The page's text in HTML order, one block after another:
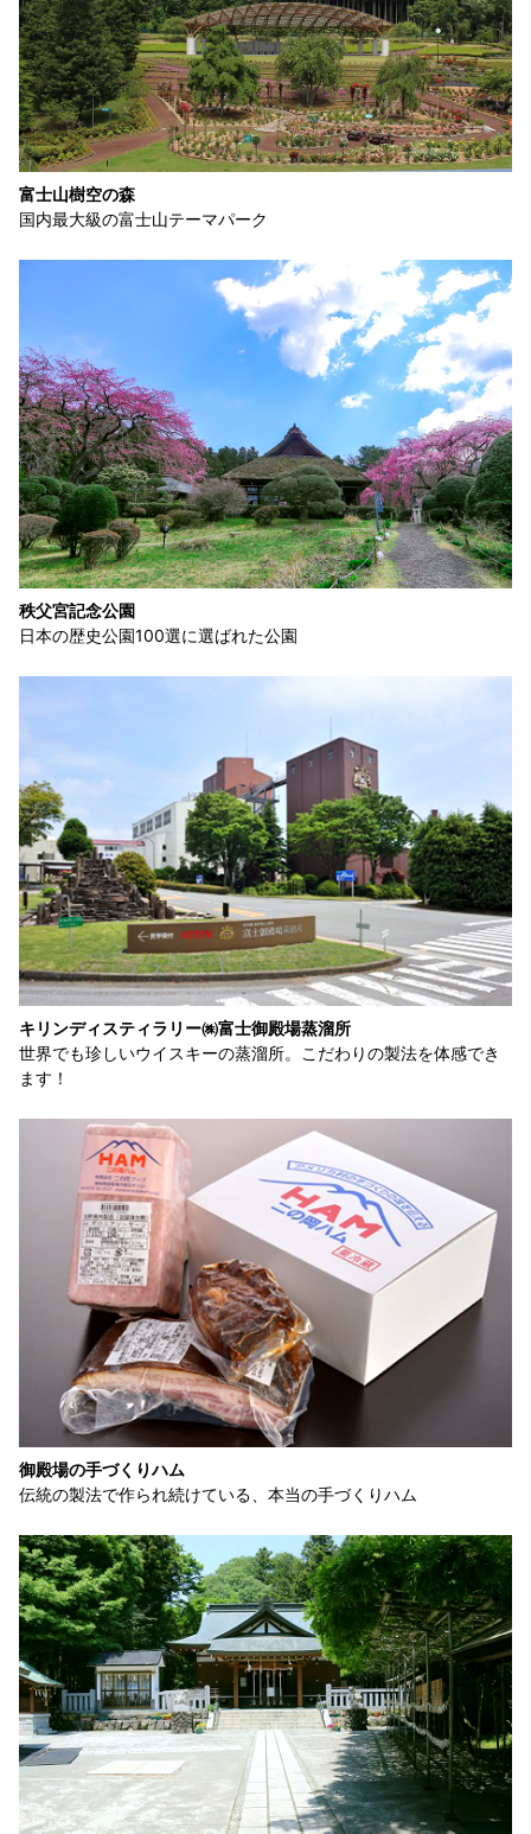
富士山樹空の森
国内最大級の富士山テーマパーク
秩父宮記念公園
日本の歴史公園100選に選ばれた公園
キリンディスティラリー㈱富士御殿場蒸溜所
世界でも珍しいウイスキーの蒸溜所。こだわりの製法を体感でき
ます！
御殿場の手づくりハム
伝統の製法で作られ続けている、本当の手づくりハム